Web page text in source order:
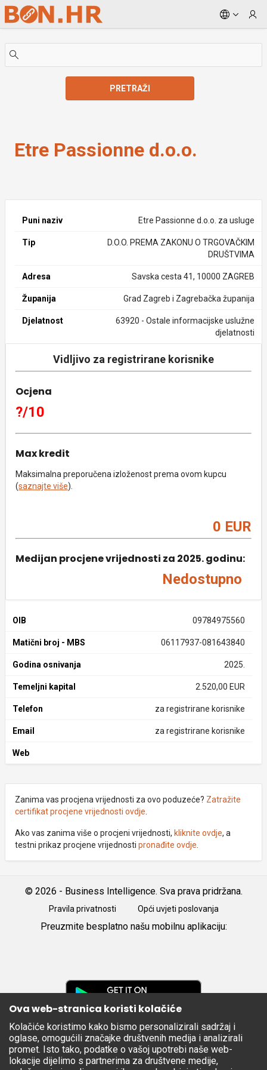
Skip to Main Content
PRETRAŽI
Etre Passionne d.o.o.
Puni naziv Etre Passionne d.o.o. za usluge
Tip
D.O.O. PREMA ZAKONU O TRGOVAČKIM
DRUŠTVIMA
Adresa Savska cesta 41, 10000 ZAGREB
Županija Grad Zagreb i Zagrebačka županija
Djelatnost
63920 - Ostale informacijske uslužne
djelatnosti
Vidljivo za registrirane korisnike
Ocjena
?/10
Max kredit
Maksimalna preporučena izloženost prema ovom kupcu
(saznajte više).
0 EUR
Medijan procjene vrijednosti za 2025. godinu:
Nedostupno
OIB 09784975560
Matični broj - MBS 06117937-081643840
Godina osnivanja 2025.
Temeljni kapital 2.520,00 EUR
Telefon za registrirane korisnike
Email za registrirane korisnike
Web
Zanima vas procjena vrijednosti za ovo poduzeće? Zatražite
certifikat procjene vrijednosti ovdje
Ako vas zanima više o procjeni vrijednosti, kliknite ovdje, a
testni prikaz procjene vrijednosti pronađite ovdje
© 2026 - Business Intelligence. Sva prava pridržana.
Pravila privatnosti Opći uvjeti poslovanja
Preuzmite besplatno našu mobilnu aplikaciju:
Apple
Store
Ova web-stranica koristi kolačiće
Kolačiće koristimo kako bismo personalizirali sadržaj i
oglase, omogućili značajke društvenih medija i analizirali
promet. Isto tako, podatke o vašoj upotrebi naše web-
lokacije dijelimo s partnerima za društvene medije,